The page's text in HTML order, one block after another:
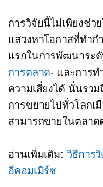
การวิจัยนี้ไม่เพียงช่
แสวงหาโอกาสที่ทำก
แรกในการพัฒนาระ
การตลาด- และการท
ความเสี่ยงได้ นั่นรวม
การขยายไปทั่วโลก
สามารถขายในตลาด
อ่านเพิ่มเติม: วิธีการ
อีคอมเมิร์ซ